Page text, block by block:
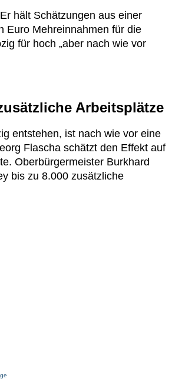
hält Schätzungen aus einer
Euro Mehreinnahmen für die
für hoch „aber nach wie vor
Arbeitsplätze
entstehen, ist nach wie vor eine
Flascha schätzt den Effekt auf
Oberbürgermeister Burkhard
bis zu 8.000 zusätzliche